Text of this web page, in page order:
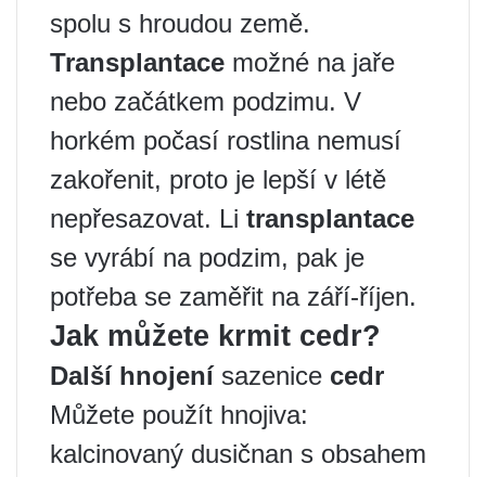
spolu s hroudou země.
Transplantace možné na jaře
nebo začátkem podzimu. V
horkém počasí rostlina nemusí
zakořenit, proto je lepší v létě
nepřesazovat. Li transplantace
se vyrábí na podzim, pak je
potřeba se zaměřit na září-říjen.
Jak můžete krmit cedr?
Další hnojenísazenice cedr
Můžete použít hnojiva:
kalcinovaný dusičnan s obsahem